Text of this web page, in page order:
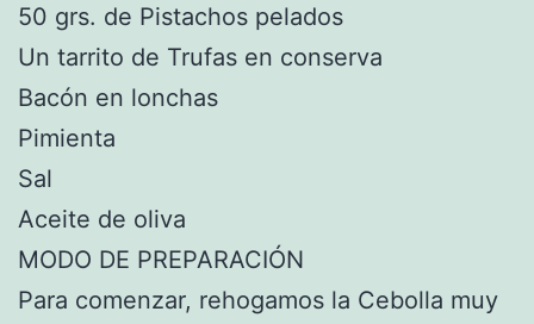
50 grs. de Pistachos pelados
Un tarrito de Trufas en conserva
Bacón en lonchas
Pimienta
Sal
Aceite de oliva
MODO DE PREPARACIÓN
Para comenzar, rehogamos la Cebolla muy